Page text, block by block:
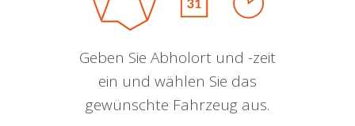
Geben Sie Abholort und -zeit
ein und wählen Sie das
gewünschte Fahrzeug aus.